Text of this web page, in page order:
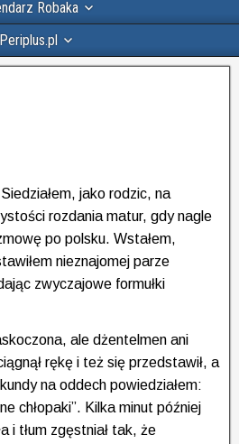
Robaka
Periplus.pl
jako rodzic, na
rozdania matur, gdy nagle
po polsku. Wstałem,
nieznajomej parze
zwyczajowe formułki
ale dżentelmen ani
rękę i też się przedstawił, a
na oddech powiedziałem:
chłopaki”. Kilka minut później
i tłum zgęstniał tak, że